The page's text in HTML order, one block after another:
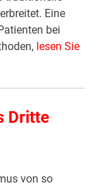
Eine
bei
lesen Sie
Dritte
von so